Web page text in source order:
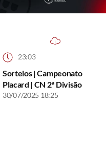
23:03
Sorteios | Campeonato
Placard | CN 2ª Divisão
30/07/2025 18:25